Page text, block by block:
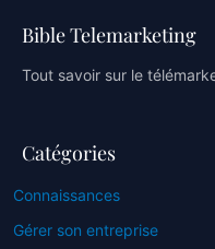
Bible Telemarketing
Tout savoir sur le
Catégories
Connaissances
Gérer son entreprise